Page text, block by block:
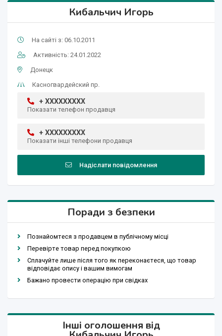
Кибальчич Игорь
На сайті з: 06.10.2011
Активність: 24.01.2022
Донецк
Касногвардейский пр.
+ XXXXXXXXX
Показати телефон продавця
+ XXXXXXXXX
Показати інші телефони продавця
Надіслати повідомлення
Поради з безпеки
Познайомтеся з продавцем в публічному місці
Перевірте товар перед покупкою
Сплачуйте лише після того як переконаєтеся, що товар
відповідає опису і вашим вимогам
Бажано провести операцію при свідках
Інші оголошення від